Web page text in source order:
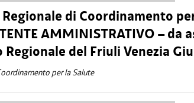
di Coordinamento
AMMINISTRATIVO – da
del Friuli Venezia
per la Salute